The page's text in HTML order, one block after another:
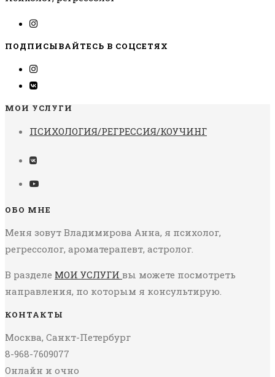
ПОДПИСЫВАЙТЕСЬ В СОЦСЕТЯХ
МОИ УСЛУГИ
ПСИХОЛОГИЯ/РЕГРЕССИЯ/КОУЧИНГ
ОБО МНЕ
Меня зовут Владимирова Анна, я психолог,
регрессолог, ароматерапевт, астролог.
В разделе МОИ УСЛУГИ вы можете посмотреть
направления, по которым я консультирую.
КОНТАКТЫ
Москва, Санкт-Петербург
8-968-7609077
Онлайн и очно